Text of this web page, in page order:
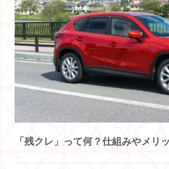
「残クレ」って何？仕組みやメリ